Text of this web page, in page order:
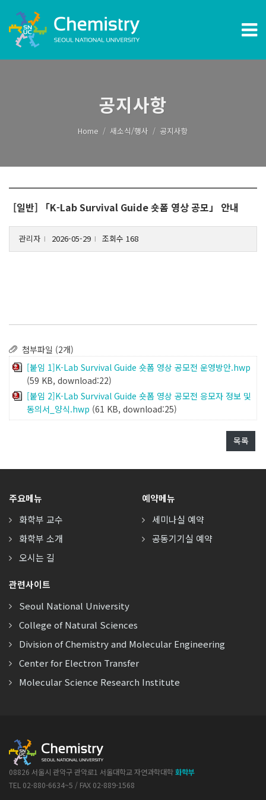
공지사항
Home 새소식/행사 공지사항
[일반] 「K-Lab Survival Guide 숏폼 영상 공모」 안내
관리자 2026-05-29 조회수 168
첨부파일 (2개)
[붙임 1]K-Lab Survival Guide 숏폼 영상 공모전 운영방안.hwp
(59 KB, download:22)
[붙임 2]K-Lab Survival Guide 숏폼 영상 공모전 응모자 정보 및
동의서_양식.hwp (61 KB, download:25)
목록
주요메뉴
화학부 교수
화학부 소개
오시는 길
예약메뉴
세미나실 예약
공동기기실 예약
관련사이트
Seoul National University
College of Natural Sciences
Division of Chemistry and Molecular Engineering
Center for Electron Transfer
Molecular Science Research Institute
08826 서울시 관악구 관악로1 서울대학교 자연과학대학화학부
TEL 02-880-6634~5 / FAX 02-889-1568